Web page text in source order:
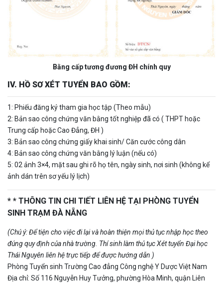
Bằng cấp tương đương ĐH chính quy
IV. HỒ SƠ XÉT TUYỂN BAO GỒM:
1: Phiếu đăng ký tham gia học tập (Theo mẫu)
2: Bản sao công chứng văn bằng tốt nghiệp đã có ( THPT hoặc
Trung cấp hoặc Cao Đẳng, ĐH )
3: Bản sao công chứng giấy khai sinh/ Căn cước công dân
4: Bản sao công chứng văn bằng lý luận (nếu có)
5: 02 ảnh 3×4, mặt sau ghi rõ họ tên, ngày sinh, nơi sinh (không kể
ảnh dán trên sơ yếu lý lịch)
* * THÔNG TIN CHI TIẾT LIÊN HỆ TẠI PHÒNG TUYỂN
SINH TRẠM ĐÀ NẴNG
(Chú ý: Để tiện cho việc đi lại và hoàn thiện mọi thủ tục nhập học theo
đúng quy định của nhà trường. Thí sinh làm thủ tục Xét tuyển Đại học
Thái Nguyên liên hệ trực tiếp để được hướng dẫn )
Phòng Tuyển sinh Trường Cao đẳng Công nghệ Y Dược Việt Nam
Địa chỉ: Số 116 Nguyễn Huy Tưởng, phường Hòa Minh, quận Liên